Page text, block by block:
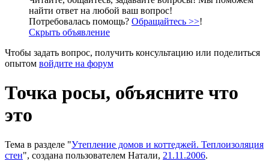
найти ответ на любой ваш вопрос!
Потребовалась помощь? Обращайтесь >>!
Скрыть объявление
Чтобы задать вопрос, получить консультацию или поделиться
опытом войдите на форум
Точка росы, объясните что
это
Тема в разделе "Утепление домов и коттеджей. Теплоизоляция
стен", создана пользователем Натали, 21.11.2006.